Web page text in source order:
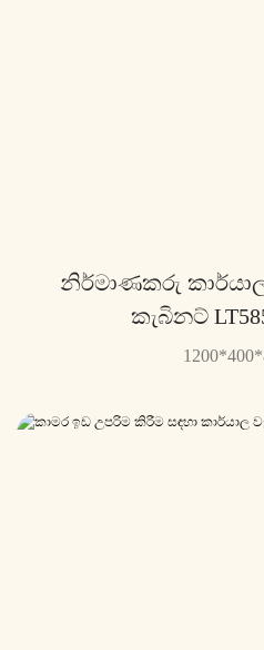
නිර්මාණකරු
කැබිනට්